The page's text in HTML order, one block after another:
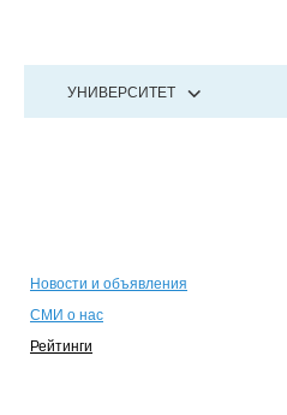
УНИВЕРСИТЕТ
Новости и объявления
СМИ о нас
Рейтинги